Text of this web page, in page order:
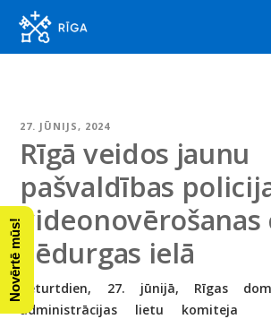
27. JŪNIJS, 2024
Rīgā veidos jaunu
pašvaldības
Lēdurgas ielā
Ceturtdien, 27. jūnijā, Rīgas
administrācijas lietu komiteja
Novērtē mūs!